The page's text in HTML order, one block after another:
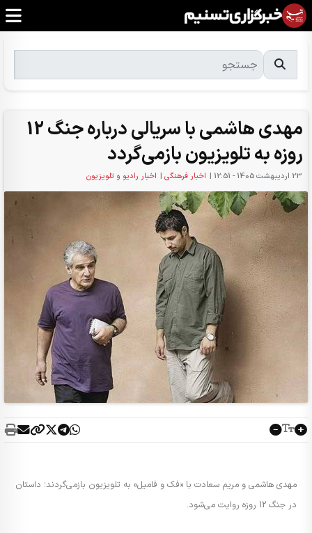
مهدی هاشمی با سریالی درباره جنگ 12
روزه به تلویزیون بازمی‌گردد
23 ارديبهشت 1405 - 12:51 | اخبار فرهنگی | اخبار رادیو و تلویزیون
مهدی هاشمی و مریم سعادت با «فک و فامیل» به تلویزیون بازمی‌گردند؛ داستان
در جنگ 12 روزه روایت می‌شود.